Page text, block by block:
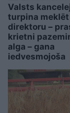
Valsts
turpina meklēt
direktoru –
krietni
alga – gana
iedvesmojoša